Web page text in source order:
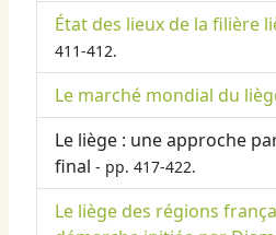
État des lieux de la filière
411-412.
Le marché mondial du
Le liège : une approche
final - pp. 417-422.
Le liège des régions